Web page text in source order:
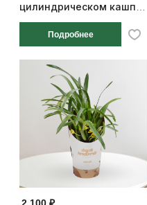
цилиндрическом кашпо,
25 - диаметр горшка 9
см, высота 25 см
Подробнее